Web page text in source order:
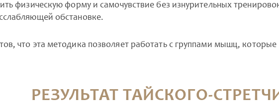
физическую форму и самочувствие без изнурительных
обстановке.
что эта методика позволяет работать с группами мышц,
РЕЗУЛЬТАТ ТАЙСКОГО-